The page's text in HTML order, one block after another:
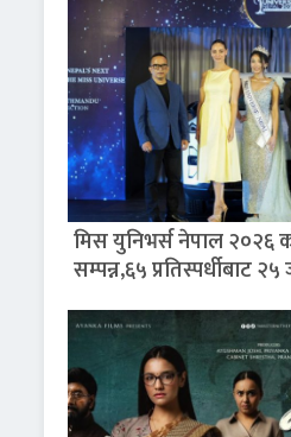
मिस युनिभर्स नेपाल २०२६
सम्पन्न,६५ प्रतिस्पर्धीबाट